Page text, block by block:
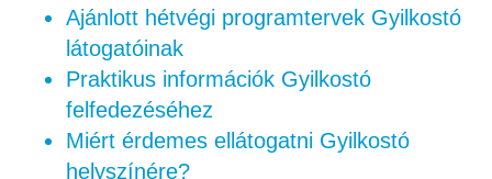
Ajánlott hétvégi programtervek Gyilkostó
látogatóinak
Praktikus információk Gyilkostó
felfedezéséhez
Miért érdemes ellátogatni Gyilkostó
helyszínére?